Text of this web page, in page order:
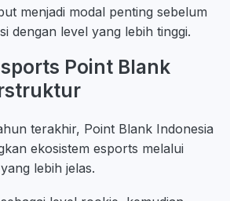
menjadi modal penting sebelum
dengan level yang lebih tinggi.
Point Blank
terakhir, Point Blank Indonesia
ekosistem esports melalui
lebih jelas.